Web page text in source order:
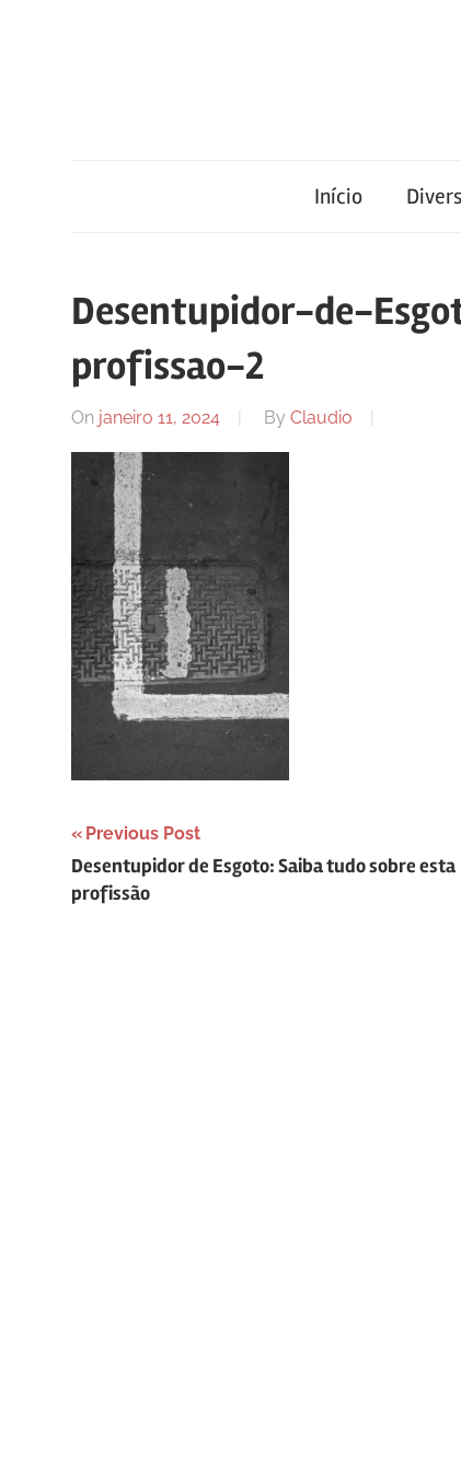
notícias
FilaCap
informações
relevantes.
Início
Desentupidor-de-
profissao-2
On janeiro 11, 2024 By Claudio
Navegação
de
Previous Post
Desentupidor de Esgoto: Saiba tudo sobre esta
profissão